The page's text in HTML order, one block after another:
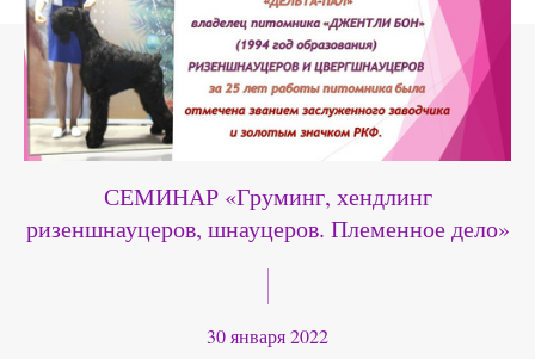
СЕМИНАР «Груминг, хендлинг
ризеншнауцеров, шнауцеров. Племенное дело»
30 января 2022